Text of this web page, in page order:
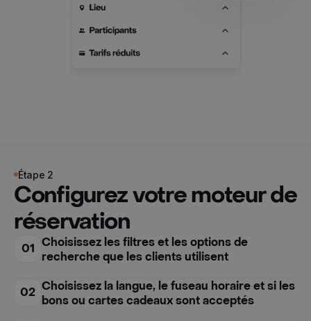
Étape 2
Configurez votre moteur de
réservation
01 Choisissez les filtres et les options de
recherche que les clients utilisent
02 Choisissez la langue, le fuseau horaire et si les
bons ou cartes cadeaux sont acceptés